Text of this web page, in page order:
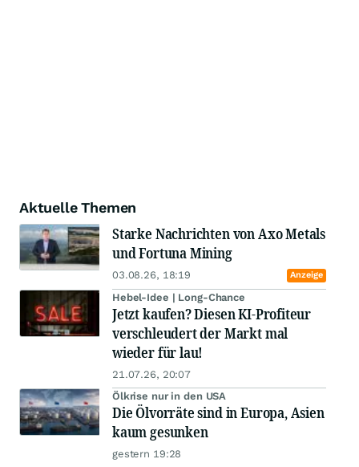
Aktuelle Themen
Starke Nachrichten von Axo Metals
und Fortuna Mining
03.08.26, 18:19 Anzeige
Hebel-Idee | Long-Chance
Jetzt kaufen? Diesen KI-Profiteur
verschleudert der Markt mal
wieder für lau!
21.07.26, 20:07
Ölkrise nur in den USA
Die Ölvorräte sind in Europa, Asien
kaum gesunken
gestern 19:28